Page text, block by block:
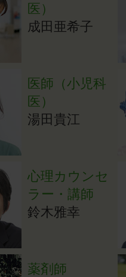
医）
成田亜希子
医師（小児科
医）
湯田貴江
心理カウンセ
ラー・講師
鈴木雅幸
薬剤師